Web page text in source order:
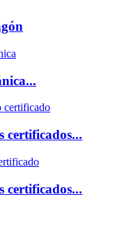
certificados...
certificados...